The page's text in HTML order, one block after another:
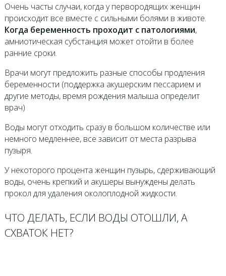
Очень часты случаи, когда у первородящих женщин
происходит все вместе с сильными болями в животе.
Когда беременность проходит с патологиями,
амниотическая субстанция может отойти в более
ранние сроки.
Врачи могут предложить разные способы продления
беременности (поддержка акушерским пессарием и
другие методы, время рождения малыша определит
врач)
Воды могут отходить сразу в большом количестве или
немного медленнее, все зависит от места разрыва
пузыря.
У некоторого процента женщин пузырь, сдерживающий
воды, очень крепкий и акушеры вынуждены делать
прокол для удаления околоплодной жидкости.
ЧТО ДЕЛАТЬ, ЕСЛИ ВОДЫ ОТОШЛИ, А
СХВАТОК НЕТ?